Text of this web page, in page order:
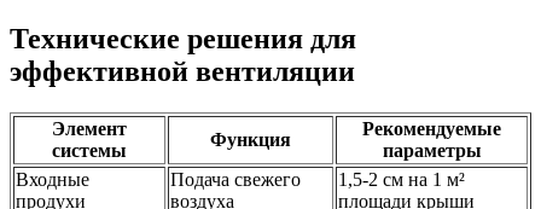
Технические решения для
эффективной вентиляции
Элемент
системы
Функция
Рекомендуемые
параметры
Входные
продухи
Подача свежего
воздуха
1,5-2 см на 1 м²
площади крыши